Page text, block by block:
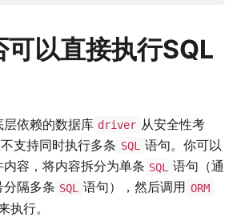
可以直接执行SQL
层依赖的数据库 driver 从安全性考
支持同时执行多条 SQL 语句。你可以
内容，将内容拆分为单条 SQL
语句（通
隔多条 SQL 语句），然后调用 ORM
执行。